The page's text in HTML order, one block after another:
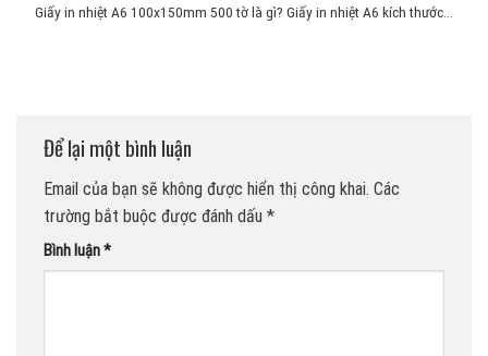
Giấy in nhiệt A6 100x150mm 500 tờ là gì? Giấy in nhiệt A6 kích thước...
Để lại một bình luận
Email của bạn sẽ không được hiển thị công khai. Các
trường bắt buộc được đánh dấu *
Bình luận*